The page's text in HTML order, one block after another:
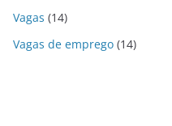
Vagas (14)
Vagas de emprego (14)